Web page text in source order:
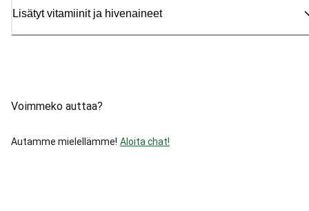
Lisätyt vitamiinit ja hivenaineet
Voimmeko auttaa?
Autamme mielellämme! Aloita chat!